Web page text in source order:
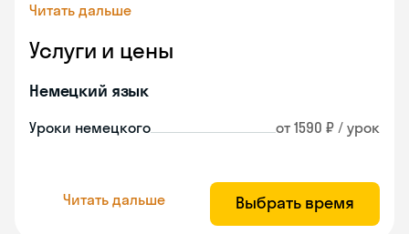
Читать дальше
Услуги и цены
Немецкий язык
Уроки немецкого от 1590 ₽ / урок
Читать дальше Выбрать время